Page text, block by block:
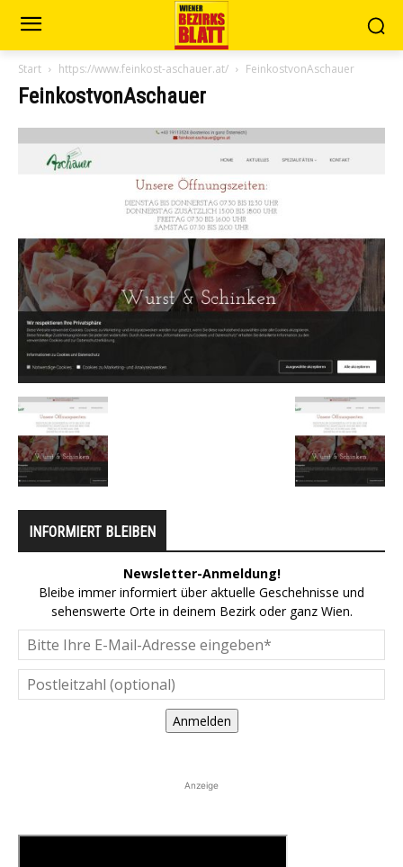
Start https://www.feinkost-aschauer.at/ FeinkostvonAschauer
FeinkostvonAschauer
INFORMIERT BLEIBEN
Newsletter-Anmeldung!
Bleibe immer informiert über aktuelle Geschehnisse und
sehenswerte Orte in deinem Bezirk oder ganz Wien.
Anmelden
Anzeige